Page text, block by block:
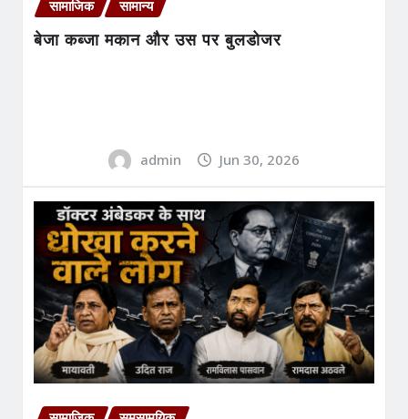
सामाजिक सामान्य
बेजा कब्जा मकान और उस पर बुलडोजर
admin Jun 30, 2026